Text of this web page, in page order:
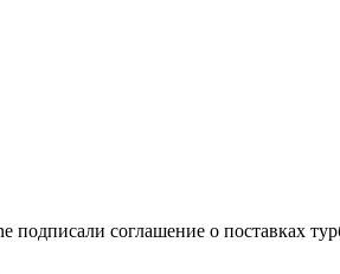
соглашение о поставках